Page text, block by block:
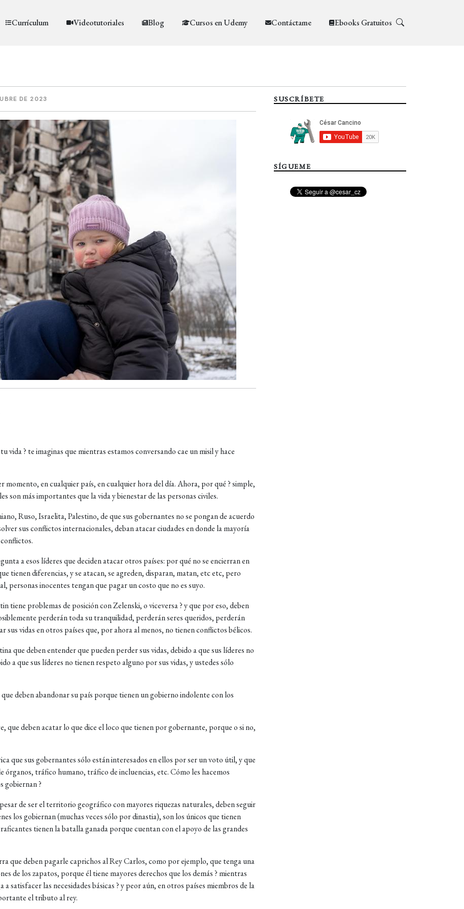
Currículum Videotutoriales Blog Cursos en Udemy Contáctame Ebooks Gratuitos
DE 2023
vida ? te imaginas que mientras estamos conversando cae un misil y hace
momento, en cualquier país, en cualquier hora del día. Ahora, por qué ? simple,
son más importantes que la vida y bienestar de las personas civiles.
Ruso, Israelita, Palestino, de que sus gobernantes no se pongan de acuerdo
sus conflictos internacionales, deban atacar ciudades en donde la mayoría
a esos líderes que deciden atacar otros países: por qué no se encierran en
tienen diferencias, y se atacan, se agreden, disparan, matan, etc etc, pero
personas inocentes tengan que pagar un costo que no es suyo.
tiene problemas de posición con Zelenski, o viceversa ? y que por eso, deben
perderán toda su tranquilidad, perderán seres queridos, perderán
sus vidas en otros países que, por ahora al menos, no tienen conflictos bélicos.
que deben entender que pueden perder sus vidas, debido a que sus líderes no
a que sus líderes no tienen respeto alguno por sus vidas, y ustedes sólo
deben abandonar su país porque tienen un gobierno indolente con los
que deben acatar lo que dice el loco que tienen por gobernante, porque o si no,
que sus gobernantes sólo están interesados en ellos por ser un voto útil, y que
tráfico humano, tráfico de incluencias, etc. Cómo les hacemos
gobiernan ?
de ser el territorio geográfico con mayores riquezas naturales, deben seguir
los gobiernan (muchas veces sólo por dinastia), son los únicos que tienen
tienen la batalla ganada porque cuentan con el apoyo de las grandes
que deben pagarle caprichos al Rey Carlos, como por ejemplo, que tenga una
de los zapatos, porque él tiene mayores derechos que los demás ? mientras
satisfacer las necesidades básicas ? y peor aún, en otros países miembros de la
el tributo al rey.
SUSCRÍBETE
SÍGUEME